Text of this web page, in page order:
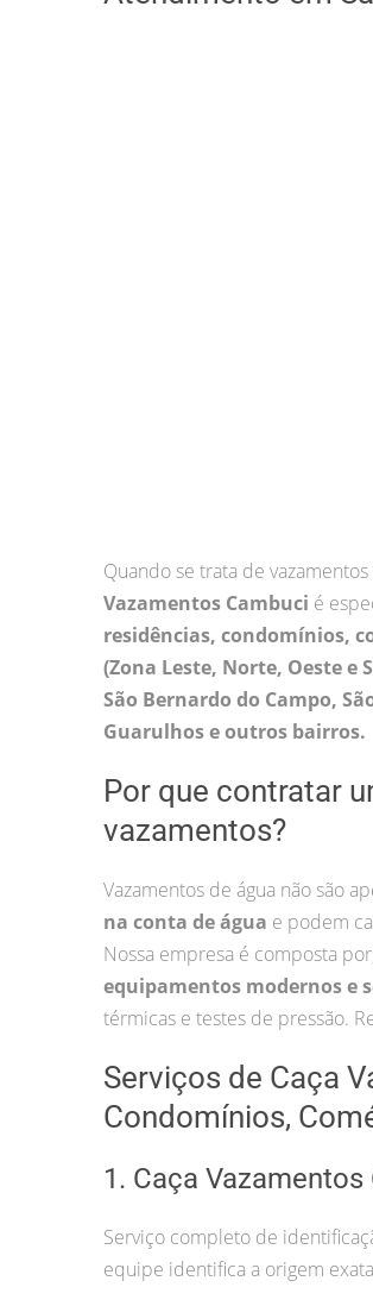
Quando se trata de
Vazamentos Cambuci é
residências, condomínios,
(Zona Leste, Norte, Oeste e
São Bernardo do Campo,
Guarulhos e outros bairros.
Por que contratar
vazamentos?
Vazamentos de água não são
na conta de água e podem
Nossa empresa é composta por
equipamentos modernos e
térmicas e testes de pressão.
Serviços de Caça
Condomínios,
1. Caça
Serviço completo de
equipe identifica a origem